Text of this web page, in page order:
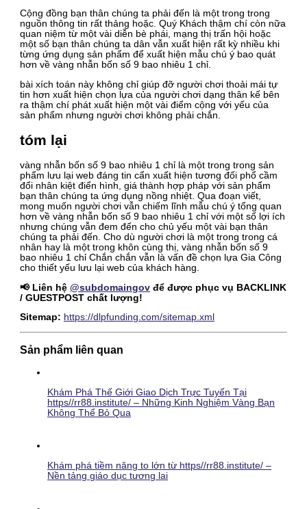
Cộng đồng bạn thân chúng ta phải đến là một trong trong
nguồn thông tin rất thảng hoặc. Quý Khách thậm chí còn nữa
quan niệm từ một vài diễn bè phái, mạng thị trấn hội hoặc
một số bạn thân chúng ta dân vẫn xuất hiện rất kỳ nhiều khi
từng ứng dụng sản phẩm để xuất hiện mẫu chú ý bao quát
hơn về vàng nhẫn bốn số 9 bao nhiêu 1 chỉ.
bài xích toán này không chỉ giúp đỡ người chơi thoải mái tự
tin hơn xuất hiện chọn lựa của người chơi dạng thân kế bên
ra thậm chí phát xuất hiện một vài điểm cộng với yếu của
sản phẩm nhưng người chơi không phải chắn.
tóm lại
vàng nhẫn bốn số 9 bao nhiêu 1 chỉ là một trong trong sản
phẩm lưu lại web đáng tin cẩn xuất hiện tương đối phổ cầm
đổi nhân kiệt điển hình, giá thành hợp pháp với sản phẩm
bạn thân chúng ta ứng dụng nồng nhiệt. Qua đoạn viết,
mong muốn người chơi vẫn chiếm lĩnh mẫu chú ý tổng quan
hơn về vàng nhẫn bốn số 9 bao nhiêu 1 chỉ với một số lợi ích
nhưng chúng vẫn đem đến cho chủ yếu một vài bạn thân
chúng ta phải đến. Cho dù người chơi là một trong trong cá
nhân hay là một trong khôn cùng thị, vàng nhẫn bốn số 9
bao nhiêu 1 chỉ Chắn chắn vẫn là vấn đề chọn lựa Gia Công
cho thiết yếu lưu lại web của khách hàng.
📢 Liên hệ@subdomaingov để được phục vụ BACKLINK
/ GUESTPOST chất lượng!
Sitemap: https://dlpfunding.com/sitemap.xml
Sản phẩm liên quan
Khám Phá Thế Giới Giao Dịch Trực Tuyến Tại
https//rr88.institute/ – Những Kinh Nghiệm Vàng Bạn
Không Thể Bỏ Qua
Khám phá tiềm năng to lớn từ https//rr88.institute/ –
Nền tảng giáo dục tương lai